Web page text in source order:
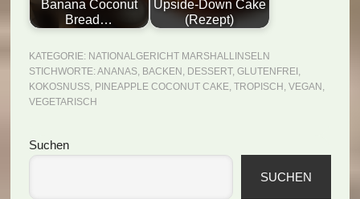
Banana Coconut
Bread…
Upside-Down Cake
(Rezept)
KATEGORIE: NATIONALGERICHT MARSHALLINSELN
STICHWORTE: ANANAS, BACKEN , DESSERT, GLUTENFREI ,
KOKOSNUSS, PINEAPPLE COCONUT CAKE, TROPISCH , VEGAN ,
VEGETARISCH
Seitenspalte
Suchen
SUCHEN